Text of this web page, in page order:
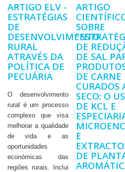
ARTIGO ELV -
ESTRATÉGIAS
DE
DESENVOLVIMENTO
RURAL
ATRAVÉS DA
POLÍTICA DE
PECUÁRIA
O desenvolvimento
rural é um processo
complexo que visa
melhorar a qualidade
de vida e as
oportunidades
económicas das
regiões rurais. Inclui
ARTIGO
SOBRE
DE
DE SAL
DE CARNE
CURADOS
SECO: O
DE KCL E
E
DE